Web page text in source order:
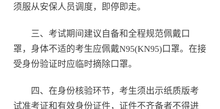
须服从安保人员调度，即停即走。
三、考试期间建议自备和全程规范佩戴口
罩，身体不适的考生应佩戴N95(KN95)口罩。在接
受身份验证时应临时摘除口罩。
四、在身份核验环节，考生须出示纸质版考
试准考证和有效身份证件，证件不齐备者不得进